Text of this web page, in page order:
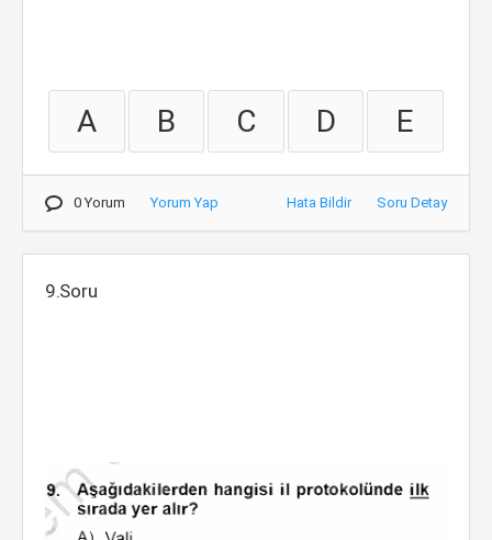
A B C D E
0 Yorum Yorum Yap Hata Bildir Soru Detay
9.Soru